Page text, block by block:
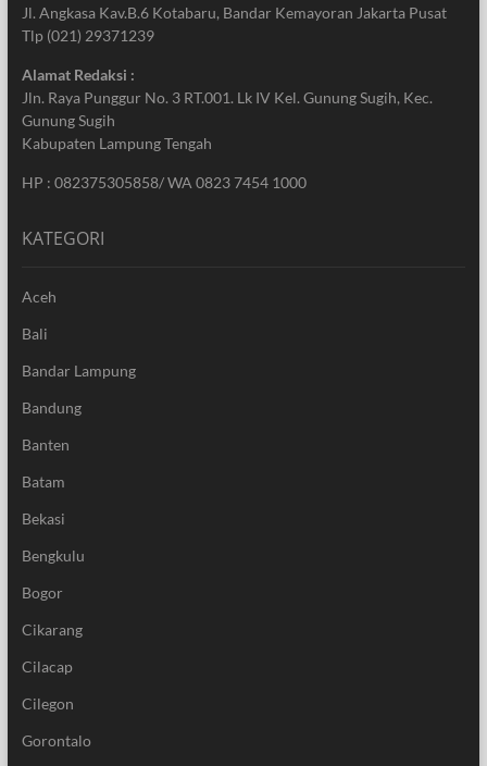
Jl. Angkasa Kav.B.6 Kotabaru, Bandar Kemayoran Jakarta Pusat
Tlp (021) 29371239
Alamat Redaksi :
Jln. Raya Punggur No. 3 RT.001. Lk IV Kel. Gunung Sugih, Kec.
Gunung Sugih
Kabupaten Lampung Tengah
HP : 082375305858/ WA 0823 7454 1000
KATEGORI
Aceh
Bali
Bandar Lampung
Bandung
Banten
Batam
Bekasi
Bengkulu
Bogor
Cikarang
Cilacap
Cilegon
Gorontalo